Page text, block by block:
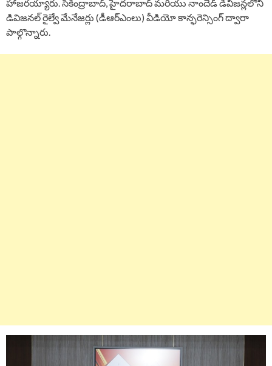
హాజరయ్యారు. సికింద్రాబాద్, హైదరాబాద్ మరియు నాందేడ్ డివిజన్లలోని
డివిజనల్ రైల్వే మేనేజర్లు (డీఆర్ఎంలు) వీడియో కాన్ఫరెన్సింగ్ ద్వారా
పాల్గొన్నారు.